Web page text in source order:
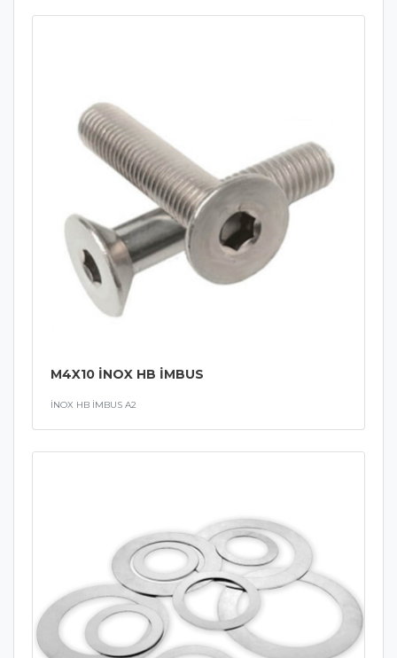
M4X10 İNOX HB İMBUS
İNOX HB İMBUS A2